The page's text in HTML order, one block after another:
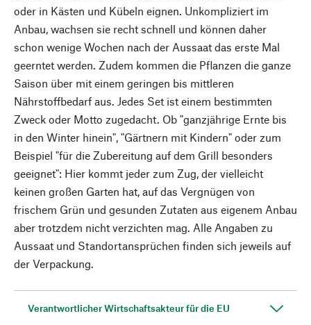
oder in Kästen und Kübeln eignen. Unkompliziert im
Anbau, wachsen sie recht schnell und können daher
schon wenige Wochen nach der Aussaat das erste Mal
geerntet werden. Zudem kommen die Pflanzen die ganze
Saison über mit einem geringen bis mittleren
Nährstoffbedarf aus. Jedes Set ist einem bestimmten
Zweck oder Motto zugedacht. Ob "ganzjährige Ernte bis
in den Winter hinein", "Gärtnern mit Kindern" oder zum
Beispiel "für die Zubereitung auf dem Grill besonders
geeignet": Hier kommt jeder zum Zug, der vielleicht
keinen großen Garten hat, auf das Vergnügen von
frischem Grün und gesunden Zutaten aus eigenem Anbau
aber trotzdem nicht verzichten mag. Alle Angaben zu
Aussaat und Standortansprüchen finden sich jeweils auf
der Verpackung.
Verantwortlicher Wirtschaftsakteur für die EU